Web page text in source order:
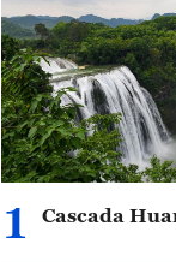
1 Cascada